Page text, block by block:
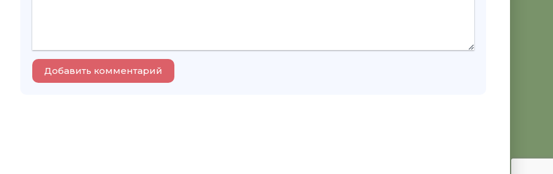
Добавить комментарий